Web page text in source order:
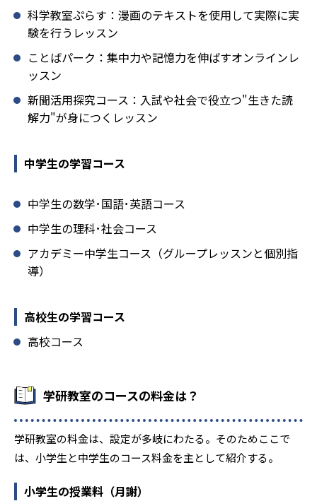
科学教室ぷらす：漫画のテキストを使用して実際に実
験を行うレッスン
ことばパーク：集中力や記憶力を伸ばすオンラインレ
ッスン
新聞活用探究コース：入試や社会で役立つ"生きた読
解力"が身につくレッスン
中学生の学習コース
中学生の数学･国語･英語コース
中学生の理科･社会コース
アカデミー中学生コース（グループレッスンと個別指
導）
高校生の学習コース
高校コース
学研教室のコースの料金は？
学研教室の料金は、設定が多岐にわたる。そのためここで
は、小学生と中学生のコース料金を主として紹介する。
小学生の授業料（月謝）